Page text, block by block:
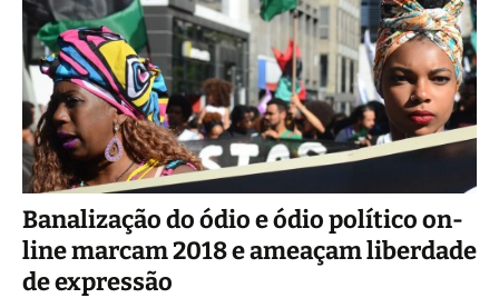
Banalização do ódio e ódio político on-
line marcam 2018 e ameaçam liberdade
de expressão